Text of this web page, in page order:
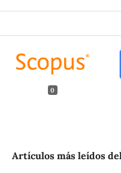
0
Artículos más leídos